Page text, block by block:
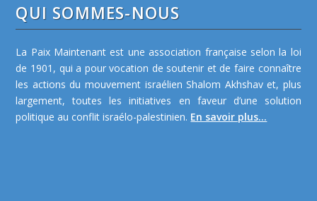
QUI SOMMES-NOUS
La Paix Maintenant est une association française selon la loi
de 1901, qui a pour vocation de soutenir et de faire connaître
les actions du mouvement israélien Shalom Akhshav et, plus
largement, toutes les initiatives en faveur d’une solution
politique au conflit israélo-palestinien. En savoir plus...